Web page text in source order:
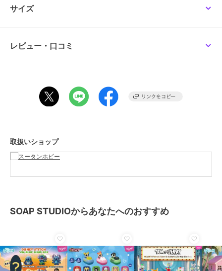
サイズ
レビュー・口コミ
取扱いショップ
SOAP STUDIOからあなたへのおすすめ